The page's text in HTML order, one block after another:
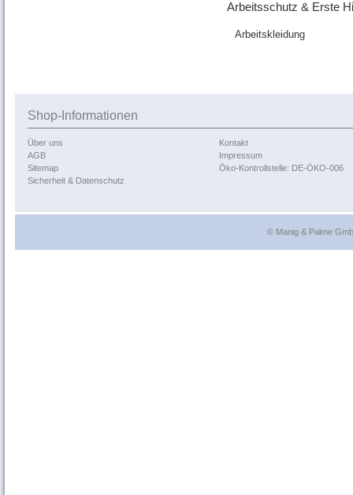
Arbeitsschutz & Erste
Arbeitskleidung
Shop-Informationen
Über uns
AGB
Sitemap
Sicherheit & Datenschutz
Kontakt
Impressum
Öko-Kontrollstelle: DE-ÖKO-006
© Manig & Palme